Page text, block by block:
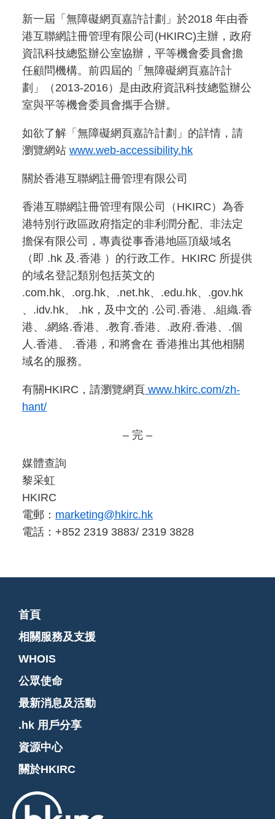
新一屆「無障礙網頁嘉許計劃」於2018 年由香
港互聯網註冊管理有限公司(HKIRC)主辦，政府
資訊科技總監辦公室協辦，平等機會委員會擔
任顧問機構。前四屆的「無障礙網頁嘉許計
劃」（2013-2016）是由政府資訊科技總監辦公
室與平等機會委員會攜手合辦。
如欲了解「無障礙網頁嘉許計劃」的詳情，請
瀏覽網站 www.web-accessibility.hk
關於香港互聯網註冊管理有限公司
香港互聯網註冊管理有限公司（HKIRC）為香
港特別行政區政府指定的非利潤分配、非法定
擔保有限公司，專責從事香港地區頂級域名
（即 .hk 及.香港 ）的行政工作。HKIRC 所提供
的域名登記類別包括英文的
.com.hk、.org.hk、.net.hk、.edu.hk、.gov.hk
、.idv.hk、 .hk，及中文的 .公司.香港、.組織.香
港、.網絡.香港、.教育.香港、.政府.香港、.個
人.香港、 .香港，和將會在 香港推出其他相關
域名的服務。
有關HKIRC，請瀏覽網頁 www.hkirc.com/zh-
hant/
– 完 –
媒體查詢
黎采虹
HKIRC
電郵： marketing@hkirc.hk
電話：+852 2319 3883/ 2319 3828
首頁
相關服務及支援
WHOIS
公眾使命
最新消息及活動
.hk 用戶分享
資源中心
關於HKIRC